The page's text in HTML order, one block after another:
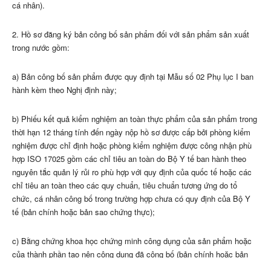
cá nhân).
2. Hồ sơ đăng ký bản công bố sản phẩm đối với sản phẩm sản xuất
trong nước gồm:
a) Bản công bố sản phẩm được quy định tại Mẫu số 02 Phụ lục I ban
hành kèm theo Nghị định này;
b) Phiếu kết quả kiểm nghiệm an toàn thực phẩm của sản phẩm trong
thời hạn 12 tháng tính đến ngày nộp hồ sơ được cấp bởi phòng kiểm
nghiệm được chỉ định hoặc phòng kiểm nghiệm được công nhận phù
hợp ISO 17025 gồm các chỉ tiêu an toàn do Bộ Y tế ban hành theo
nguyên tắc quản lý rủi ro phù hợp với quy định của quốc tế hoặc các
chỉ tiêu an toàn theo các quy chuẩn, tiêu chuẩn tương ứng do tổ
chức, cá nhân công bố trong trường hợp chưa có quy định của Bộ Y
tế (bản chính hoặc bản sao chứng thực);
c) Bằng chứng khoa học chứng minh công dụng của sản phẩm hoặc
của thành phần tạo nên công dụng đã công bố (bản chính hoặc bản